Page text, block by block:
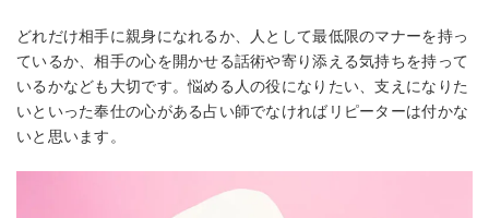
どれだけ相手に親身になれるか、人として最低限のマナーを持っ
ているか、相手の心を開かせる話術や寄り添える気持ちを持って
いるかなども大切です。悩める人の役になりたい、支えになりた
いといった奉仕の心がある占い師でなければリピーターは付かな
いと思います。